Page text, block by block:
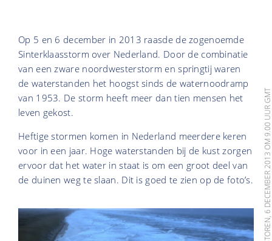
Op 5 en 6 december in 2013 raasde de zogenoemde
Sinterklaasstorm over Nederland. Door de combinatie
van een zware noordwesterstorm en springtij waren
de waterstanden het hoogst sinds de waternoodramp
van 1953. De storm heeft meer dan tien mensen het
leven gekost.
Heftige stormen komen in Nederland meerdere keren
voor in een jaar. Hoge waterstanden bij de kust zorgen
ervoor dat het water in staat is om een groot deel van
de duinen weg te slaan. Dit is goed te zien op de foto’s.